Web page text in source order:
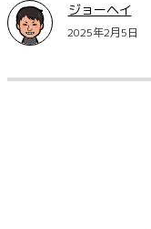
ジョーヘイ
2025年2月5日